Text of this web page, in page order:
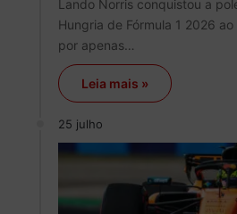
Lando Norris conquistou a
Hungria de Fórmula 1 2026
por apenas…
Leia mais »
25 julho